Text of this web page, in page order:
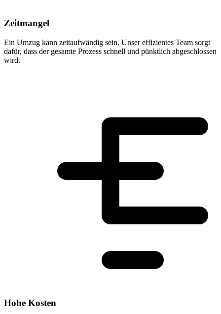
Zeitmangel
Ein Umzug kann zeitaufwändig sein. Unser effizientes Team sorgt
dafür, dass der gesamte Prozess schnell und pünktlich abgeschlossen
wird.
Hohe Kosten